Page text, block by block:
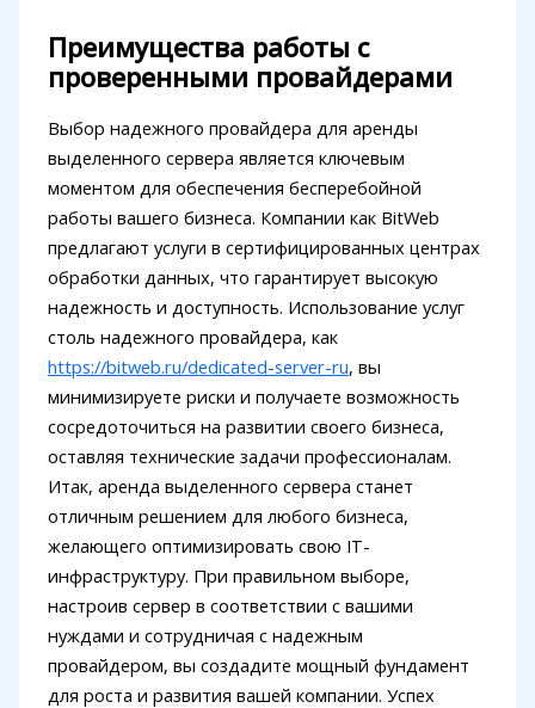
Преимущества работы с
проверенными провайдерами
Выбор надежного провайдера для аренды
выделенного сервера является ключевым
моментом для обеспечения бесперебойной
работы вашего бизнеса. Компании как BitWeb
предлагают услуги в сертифицированных центрах
обработки данных, что гарантирует высокую
надежность и доступность. Использование услуг
столь надежного провайдера, как
https://bitweb.ru/dedicated-server-ru, вы
минимизируете риски и получаете возможность
сосредоточиться на развитии своего бизнеса,
оставляя технические задачи профессионалам.
Итак, аренда выделенного сервера станет
отличным решением для любого бизнеса,
желающего оптимизировать свою IT-
инфраструктуру. При правильном выборе,
настроив сервер в соответствии с вашими
нуждами и сотрудничая с надежным
провайдером, вы создадите мощный фундамент
для роста и развития вашей компании. Успех